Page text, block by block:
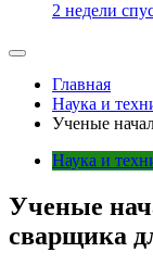
2 недели
Главная
Наука и
Ученые
Наука и
Ученые
сварщика